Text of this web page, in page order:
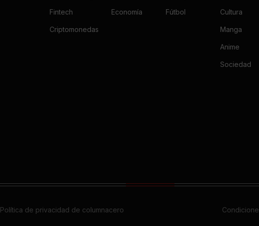
Fintech
Criptomonedas
Economía Fútbol Cultura
Manga
Anime
Sociedad
Política de privacidad de columnacero